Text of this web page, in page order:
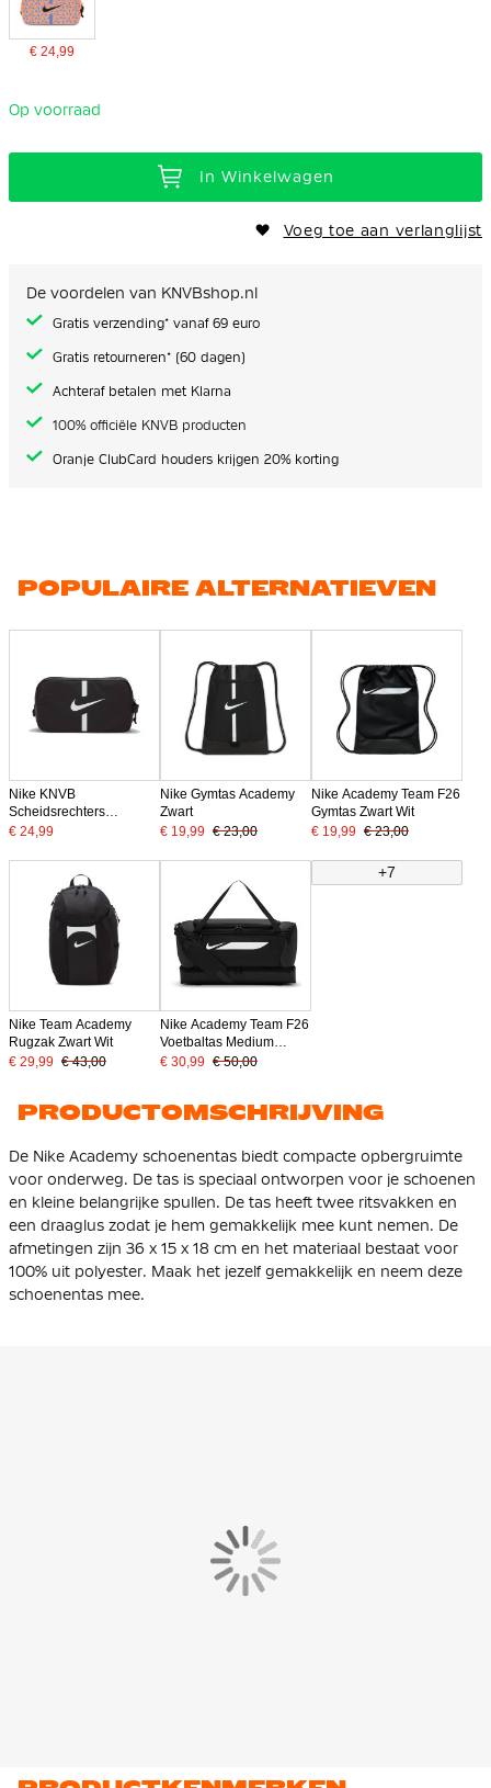
€ 24,99
Op voorraad
In Winkelwagen
Voeg toe aan verlanglijst
De voordelen van KNVBshop.nl
Gratis verzending* vanaf 69 euro
Gratis retourneren* (60 dagen)
Achteraf betalen met Klarna
100% officiële KNVB producten
Oranje ClubCard houders krijgen 20% korting
POPULAIRE ALTERNATIEVEN
Nike KNVB
Scheidsrechters
Schoenentas 2026-2028
€ 24,99
Nike Gymtas Academy
Zwart
€ 19,99 € 23,00
Nike Academy Team F26
Gymtas Zwart Wit
€ 19,99 € 23,00
Nike Team Academy
Rugzak Zwart Wit
€ 29,99 € 43,00
Nike Academy Team F26
Voetbaltas Medium
Schoenenvak Zwart Wit
€ 30,99 € 50,00
+7
PRODUCTOMSCHRIJVING
De Nike Academy schoenentas biedt compacte opbergruimte
voor onderweg. De tas is speciaal ontworpen voor je schoenen
en kleine belangrijke spullen. De tas heeft twee ritsvakken en
een draaglus zodat je hem gemakkelijk mee kunt nemen. De
afmetingen zijn 36 x 15 x 18 cm en het materiaal bestaat voor
100% uit polyester. Maak het jezelf gemakkelijk en neem deze
schoenentas mee.